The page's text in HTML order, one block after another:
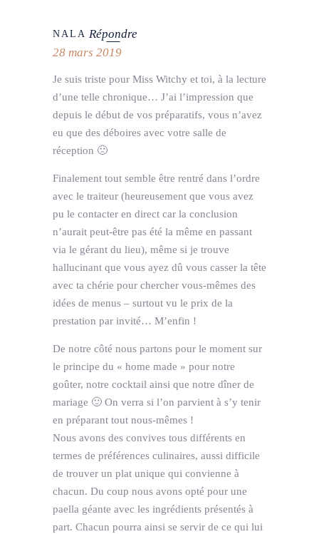
NALA Répondre
28 mars 2019
Je suis triste pour Miss Witchy et toi, à la lecture
d’une telle chronique… J’ai l’impression que
depuis le début de vos préparatifs, vous n’avez
eu que des déboires avec votre salle de
réception 🙁
Finalement tout semble être rentré dans l’ordre
avec le traiteur (heureusement que vous avez
pu le contacter en direct car la conclusion
n’aurait peut-être pas été la même en passant
via le gérant du lieu), même si je trouve
hallucinant que vous ayez dû vous casser la tête
avec ta chérie pour chercher vous-mêmes des
idées de menus – surtout vu le prix de la
prestation par invité… M’enfin !
De notre côté nous partons pour le moment sur
le principe du « home made » pour notre
goûter, notre cocktail ainsi que notre dîner de
mariage 🙂 On verra si l’on parvient à s’y tenir
en préparant tout nous-mêmes !
Nous avons des convives tous différents en
termes de préférences culinaires, aussi difficile
de trouver un plat unique qui convienne à
chacun. Du coup nous avons opté pour une
paella géante avec les ingrédients présentés à
part. Chacun pourra ainsi se servir de ce qui lui